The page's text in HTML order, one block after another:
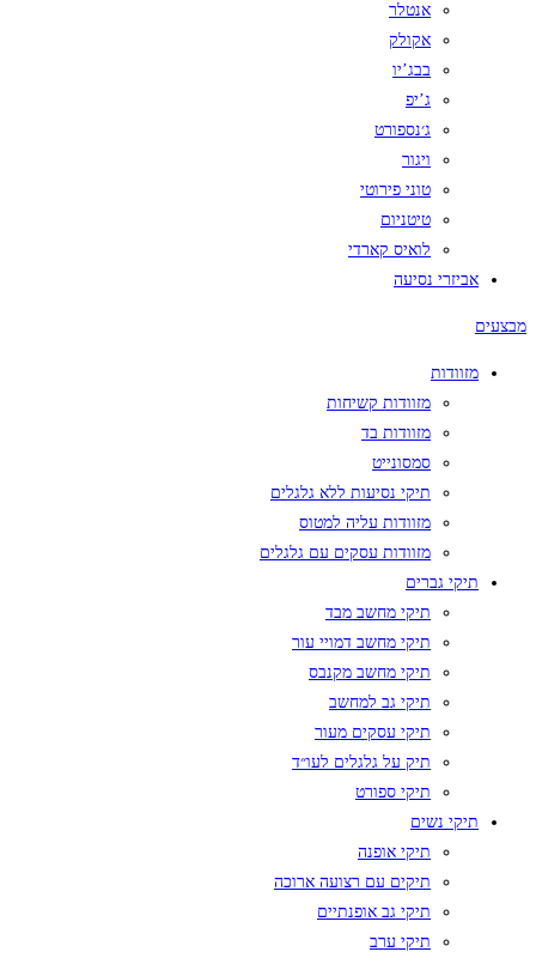
אנטלר
אקולק
בבג’יו
ג’יפ
ג׳נספורט
ויגור
טוני פירוטי
טיטניום
לואיס קארדי
אביזרי נסיעה
מבצעים
מזוודות
מזוודות קשיחות
מזוודות בד
סמסונייט
תיקי נסיעות ללא גלגלים
מזוודות עליה למטוס
מזוודות עסקים עם גלגלים
תיקי גברים
תיקי מחשב מבד
תיקי מחשב דמויי עור
תיקי מחשב מקנבס
תיקי גב למחשב
תיקי עסקים מעור
תיק על גלגלים לעו״ד
תיקי ספורט
תיקי נשים
תיקי אופנה
תיקים עם רצועה ארוכה
תיקי גב אופנתיים
תיקי ערב